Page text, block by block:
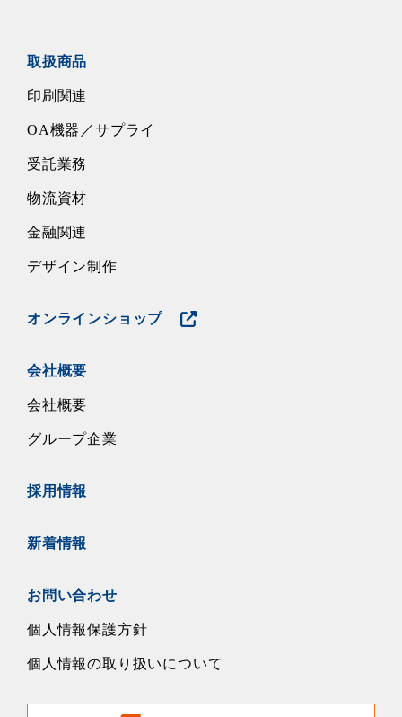
取扱商品
印刷関連
OA機器／サプライ
受託業務
物流資材
金融関連
デザイン制作
オンラインショップ
会社概要
会社概要
グループ企業
採用情報
新着情報
お問い合わせ
個人情報保護方針
個人情報の取り扱いについて